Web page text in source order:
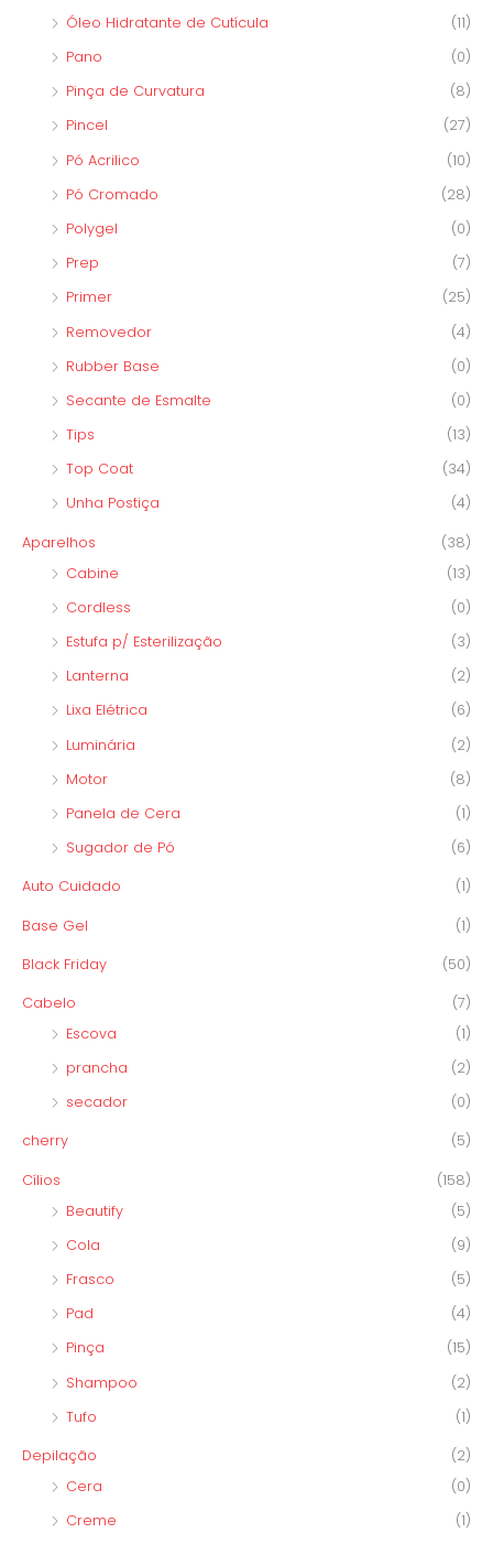
Óleo Hidratante de Cutícula
(11)
Pano
(0)
Pinça de Curvatura
(8)
Pincel
(27)
Pó Acrilico
(10)
Pó Cromado
(28)
Polygel
(0)
Prep
(7)
Primer
(25)
Removedor
(4)
Rubber Base
(0)
Secante de Esmalte
(0)
Tips
(13)
Top Coat
(34)
Unha Postiça
(4)
Aparelhos
(38)
Cabine
(13)
Cordless
(0)
Estufa p/ Esterilização
(3)
Lanterna
(2)
Lixa Elétrica
(6)
Luminária
(2)
Motor
(8)
Panela de Cera
(1)
Sugador de Pó
(6)
Auto Cuidado (1)
Base Gel (1)
Black Friday (50)
Cabelo
(7)
Escova
(1)
prancha
(2)
secador
(0)
cherry (5)
Cílios
(158)
Beautify
(5)
Cola
(9)
Frasco
(5)
Pad
(4)
Pinça
(15)
Shampoo
(2)
Tufo
(1)
Depilação
(2)
Cera
(0)
Creme
(1)